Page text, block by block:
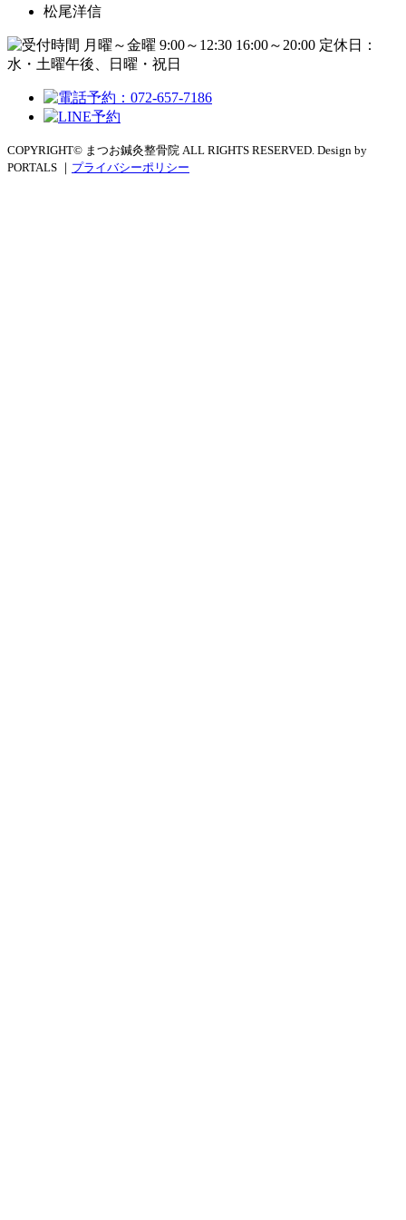
松尾洋信
COPYRIGHT© まつお鍼灸整骨院 ALL RIGHTS RESERVED. Design by
PORTALS ｜ プライバシーポリシー